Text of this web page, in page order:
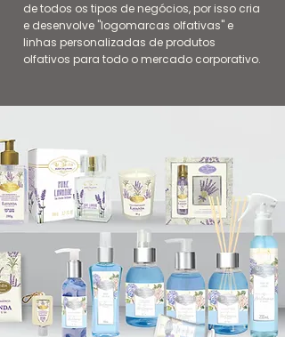
de todos os tipos de negócios, por isso cria
e desenvolve "logomarcas olfativas" e
linhas personalizadas de produtos
olfativos para todo o mercado corporativo.